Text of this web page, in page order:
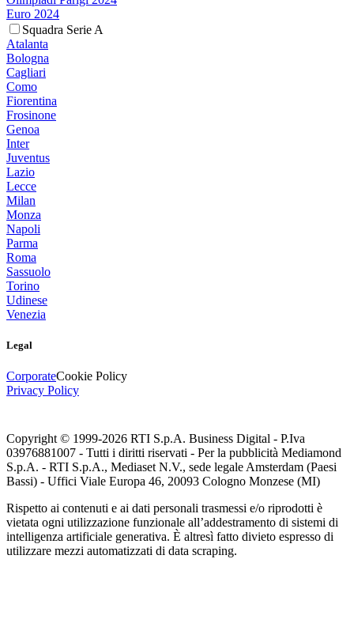
Euro 2024
Squadra Serie A
Atalanta
Bologna
Cagliari
Como
Fiorentina
Frosinone
Genoa
Inter
Juventus
Lazio
Lecce
Milan
Monza
Napoli
Parma
Roma
Sassuolo
Torino
Udinese
Venezia
Legal
CorporateCookie Policy
Privacy Policy
Copyright © 1999-2026 RTI S.p.A. Business Digital - P.Iva
03976881007 - Tutti i diritti riservati - Per la pubblicità Mediamond
S.p.A. - RTI S.p.A., Mediaset N.V., sede legale Amsterdam (Paesi
Bassi) - Uffici Viale Europa 46, 20093 Cologno Monzese (MI)
Rispetto ai contenuti e ai dati personali trasmessi e/o riprodotti è
vietata ogni utilizzazione funzionale all’addestramento di sistemi di
intelligenza artificiale generativa. È altresì fatto divieto espresso di
utilizzare mezzi automatizzati di data scraping.